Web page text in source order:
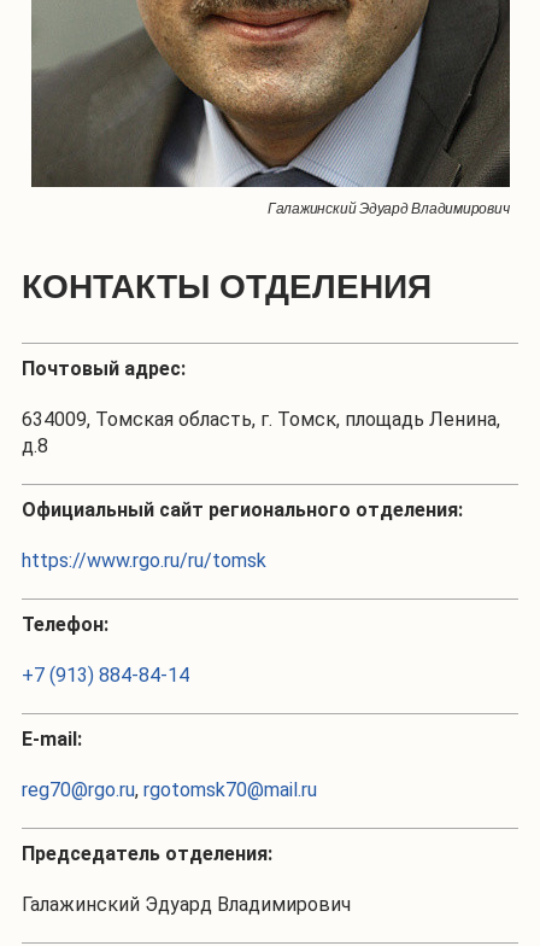
Галажинский Эдуард Владимирович
КОНТАКТЫ ОТДЕЛЕНИЯ
Почтовый адрес:
634009, Томская область, г. Томск, площадь Ленина,
д.8
Официальный сайт регионального отделения:
https://www.rgo.ru/ru/tomsk
Телефон:
+7 (913) 884-84-14
Е-mail:
reg70@rgo.ru, rgotomsk70@mail.ru
Председатель отделения:
Галажинский Эдуард Владимирович